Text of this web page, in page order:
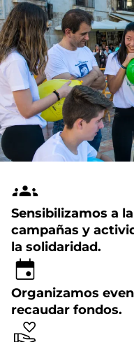
Sensibilizamos a
campañas y
la solidaridad.
Organizamos
recaudar fondos.